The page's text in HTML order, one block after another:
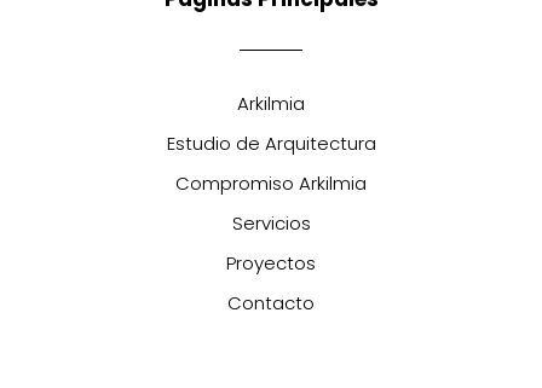
Arkilmia
Estudio de Arquitectura
Compromiso Arkilmia
Servicios
Proyectos
Contacto